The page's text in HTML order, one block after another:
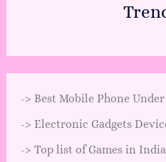
-> Best Mobile Phone Under
-> Electronic Gadgets
-> Top list of Games in